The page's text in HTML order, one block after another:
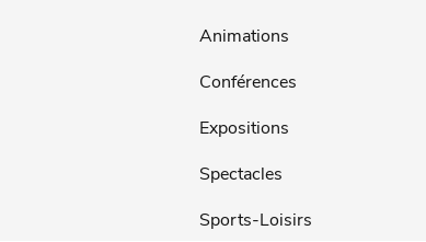
Animations
Conférences
Expositions
Spectacles
Sports-Loisirs